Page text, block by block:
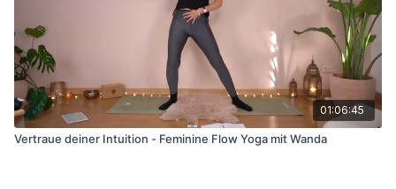
01:06:45
Vertraue deiner Intuition - Feminine Flow Yoga mit Wanda